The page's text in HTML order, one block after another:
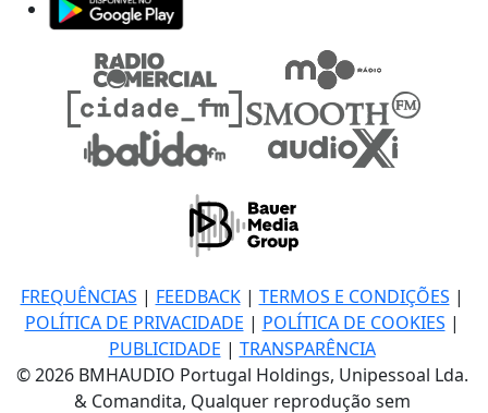
FREQUÊNCIAS | FEEDBACK| TERMOS E CONDIÇÕES |
POLÍTICA DE PRIVACIDADE | POLÍTICA DE COOKIES |
PUBLICIDADE | TRANSPARÊNCIA
© 2026 BMHAUDIO Portugal Holdings, Unipessoal Lda.
& Comandita, Qualquer reprodução sem